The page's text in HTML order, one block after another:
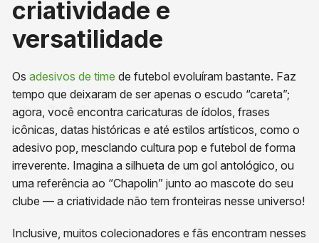
criatividade e
versatilidade
Osadesivos de time de futebol​ evoluíram bastante. Faz
tempo que deixaram de ser apenas o escudo “careta”;
agora, você encontra caricaturas de ídolos, frases
icônicas, datas históricas e até estilos artísticos, como o
adesivo pop, mesclando cultura pop e futebol de forma
irreverente. Imagina a silhueta de um gol antológico, ou
uma referência ao “Chapolin” junto ao mascote do seu
clube — a criatividade não tem fronteiras nesse universo!
Inclusive, muitos colecionadores e fãs encontram nesses